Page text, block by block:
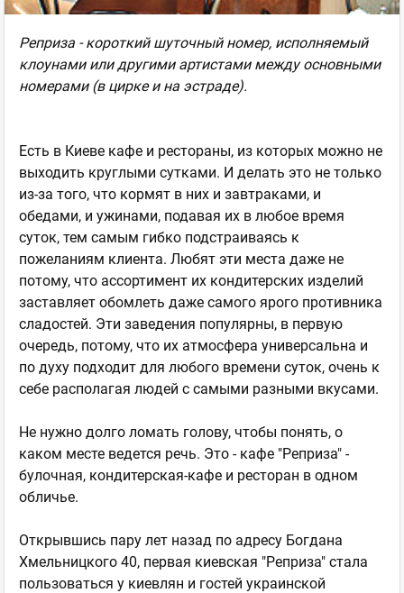
Реприза - короткий шуточный номер, исполняемый
клоунами или другими артистами между основными
номерами (в цирке и на эстраде).
Есть в Киеве кафе и рестораны, из которых можно не
выходить круглыми сутками. И делать это не только
из-за того, что кормят в них и завтраками, и
обедами, и ужинами, подавая их в любое время
суток, тем самым гибко подстраиваясь к
пожеланиям клиента. Любят эти места даже не
потому, что ассортимент их кондитерских изделий
заставляет обомлеть даже самого ярого противника
сладостей. Эти заведения популярны, в первую
очередь, потому, что их атмосфера универсальна и
по духу подходит для любого времени суток, очень к
себе располагая людей с самыми разными вкусами.
Не нужно долго ломать голову, чтобы понять, о
каком месте ведется речь. Это - кафе "Реприза" -
булочная, кондитерская-кафе и ресторан в одном
обличье.
Открывшись пару лет назад по адресу Богдана
Хмельницкого 40, первая киевская "Реприза" стала
пользоваться у киевлян и гостей украинской